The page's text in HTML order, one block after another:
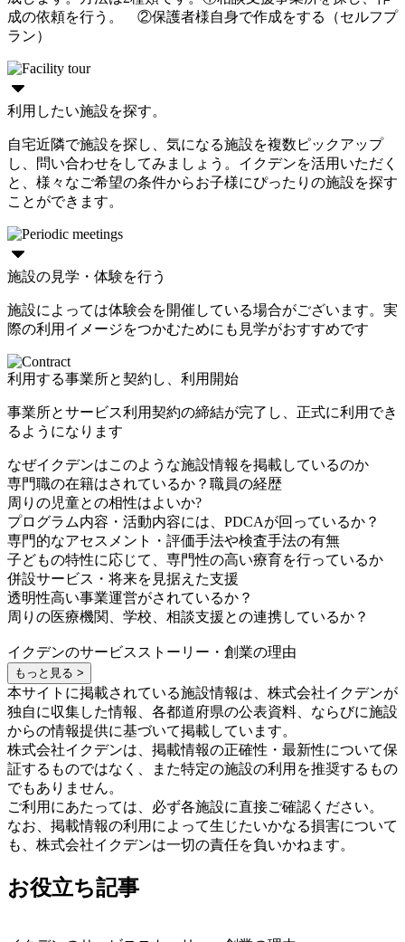
成の依頼を行う。 ②保護者様自身で作成をする（セルフプ
ラン）
利用したい施設を探す。
自宅近隣で施設を探し、気になる施設を複数ピックアップ
し、問い合わせをしてみましょう。イクデンを活用いただく
と、様々なご希望の条件からお子様にぴったりの施設を探す
ことができます。
施設の見学・体験を行う
施設によっては体験会を開催している場合がございます。実
際の利用イメージをつかむためにも見学がおすすめです
利用する事業所と契約し、利用開始
事業所とサービス利用契約の締結が完了し、正式に利用でき
るようになります
なぜイクデンはこのような施設情報を掲載しているのか
専門職の在籍はされているか？職員の経歴
周りの児童との相性はよいか?
プログラム内容・活動内容には、PDCAが回っているか？
専門的なアセスメント・評価手法や検査手法の有無
子どもの特性に応じて、専門性の高い療育を行っているか
併設サービス・将来を見据えた支援
透明性高い事業運営がされているか？
周りの医療機関、学校、相談支援との連携しているか？
イクデンのサービスストーリー・創業の理由
もっと見る >
本サイトに掲載されている施設情報は、株式会社イクデンが
独自に収集した情報、各都道府県の公表資料、ならびに施設
からの情報提供に基づいて掲載しています。
株式会社イクデンは、掲載情報の正確性・最新性について保
証するものではなく、また特定の施設の利用を推奨するもの
でもありません。
ご利用にあたっては、必ず各施設に直接ご確認ください。
なお、掲載情報の利用によって生じたいかなる損害について
も、株式会社イクデンは一切の責任を負いかねます。
お役立ち記事